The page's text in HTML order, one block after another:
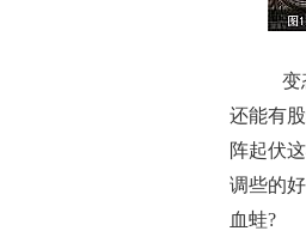
变
还能有
阵起伏
调些的
血蛙?